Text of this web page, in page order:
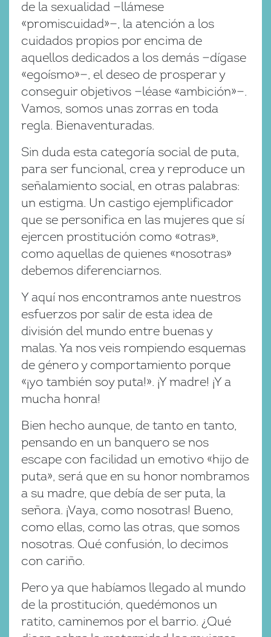
de la sexualidad —llámese
«promiscuidad»—, la atención a los
cuidados propios por encima de
aquellos dedicados a los demás —dígase
«egoísmo»—, el deseo de prosperar y
conseguir objetivos —léase «ambición»—.
Vamos, somos unas zorras en toda
regla. Bienaventuradas.
Sin duda esta categoría social de puta,
para ser funcional, crea y reproduce un
señalamiento social, en otras palabras:
un estigma. Un castigo ejemplificador
que se personifica en las mujeres que sí
ejercen prostitución como «otras»,
como aquellas de quienes «nosotras»
debemos diferenciarnos.
Y aquí nos encontramos ante nuestros
esfuerzos por salir de esta idea de
división del mundo entre buenas y
malas. Ya nos veis rompiendo esquemas
de género y comportamiento porque
«¡yo también soy puta!». ¡Y madre! ¡Y a
mucha honra!
Bien hecho aunque, de tanto en tanto,
pensando en un banquero se nos
escape con facilidad un emotivo «hijo de
puta», será que en su honor nombramos
a su madre, que debía de ser puta, la
señora. ¡Vaya, como nosotras! Bueno,
como ellas, como las otras, que somos
nosotras. Qué confusión, lo decimos
con cariño.
Pero ya que habíamos llegado al mundo
de la prostitución, quedémonos un
ratito, caminemos por el barrio. ¿Qué